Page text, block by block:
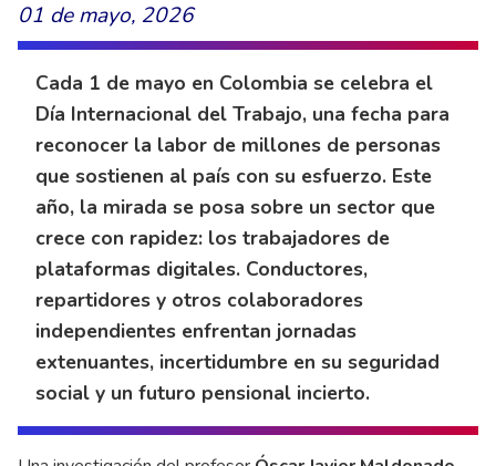
01 de mayo, 2026
Cada 1 de mayo en Colombia se celebra el
Día Internacional del Trabajo, una fecha para
reconocer la labor de millones de personas
que sostienen al país con su esfuerzo. Este
año, la mirada se posa sobre un sector que
crece con rapidez: los trabajadores de
plataformas digitales. Conductores,
repartidores y otros colaboradores
independientes enfrentan jornadas
extenuantes, incertidumbre en su seguridad
social y un futuro pensional incierto.